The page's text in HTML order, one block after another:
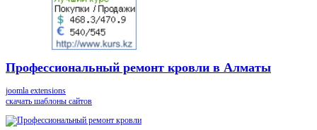
Профессиональный ремонт кровли в Алматы
joomla extensions
скачать шаблоны сайтов